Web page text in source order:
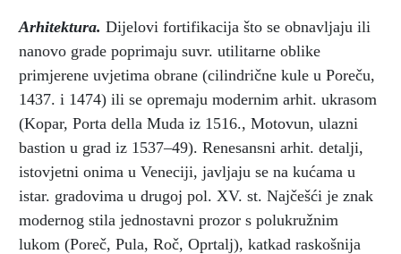
Arhitektura. Dijelovi fortifikacija što se obnavljaju ili
nanovo grade poprimaju suvr. utilitarne oblike
primjerene uvjetima obrane (cilindrične kule u Poreču,
1437. i 1474) ili se opremaju modernim arhit. ukrasom
(Kopar, Porta della Muda iz 1516., Motovun, ulazni
bastion u grad iz 1537–49). Renesansni arhit. detalji,
istovjetni onima u Veneciji, javljaju se na kućama u
istar. gradovima u drugoj pol. XV. st. Najčešći je znak
modernog stila jednostavni prozor s polukružnim
lukom (Poreč, Pula, Roč, Oprtalj), katkad raskošnija